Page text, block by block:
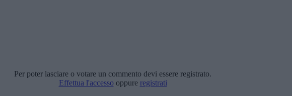
Per poter lasciare o votare un commento devi essere registrato.
Effettua l'accesso oppure registrati